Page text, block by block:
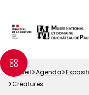
contenu
principal
Fil
Accueil Agenda
Créatures